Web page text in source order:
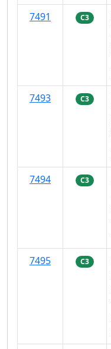
7491
C3
7493
C3
7494
C3
7495
C3